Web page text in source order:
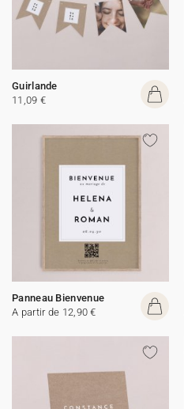
Guirlande
11,09 €
Panneau Bienvenue
A partir de 12,90 €